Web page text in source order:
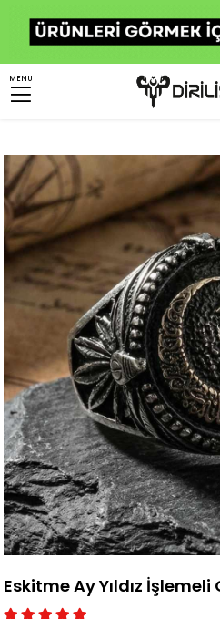
MENU
Erkek Gümüş Yüzük
Eskitme Ay Yıldız İşlemeli Gümüş Yüzük
Eskitme Ay Yıldız